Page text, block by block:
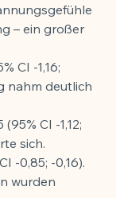
– ein großer
CI -1,16;
nahm deutlich
CI -1,12;
sich.
-0,85; -0,16).
wurden